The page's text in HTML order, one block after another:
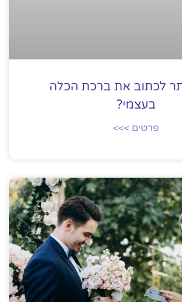
לכתוב את ברכת הכלה
בעצמי?
פרטים >>>